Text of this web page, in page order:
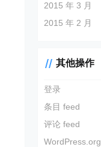
2015 年 3 月
2015 年 2 月
其他操作
登录
条目 feed
评论 feed
WordPress.org